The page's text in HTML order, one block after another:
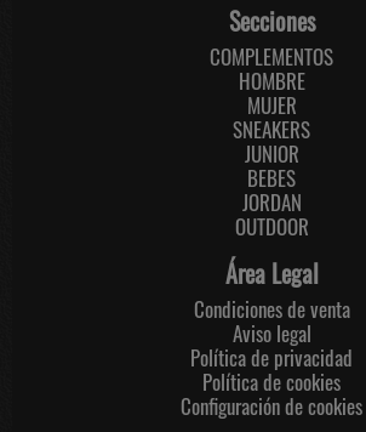
Secciones
COMPLEMENTOS
HOMBRE
MUJER
SNEAKERS
JUNIOR
BEBES
JORDAN
OUTDOOR
Área Legal
Condiciones de venta
Aviso legal
Política de privacidad
Política de cookies
Configuración de cookies